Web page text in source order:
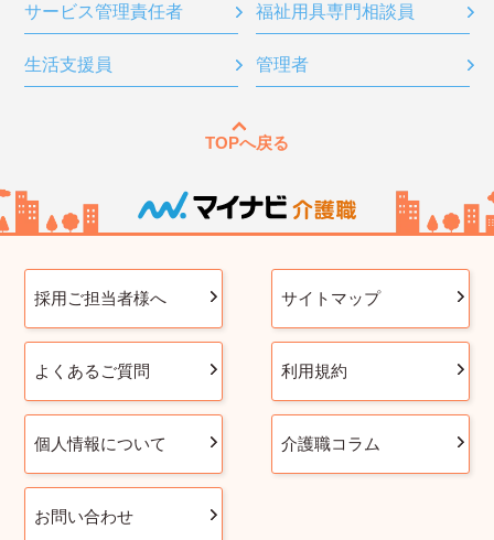
サービス管理責任者 福祉用具専門相談員
生活支援員 管理者
TOPへ戻る
採用ご担当者様へ サイトマップ
よくあるご質問 利用規約
個人情報について 介護職コラム
お問い合わせ